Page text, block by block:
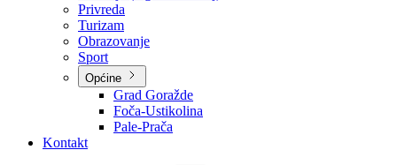
O kantonu
Simboli kantona (Grb, zastava)
Historija (digitalni muzej)
Privreda
Turizam
Obrazovanje
Općine